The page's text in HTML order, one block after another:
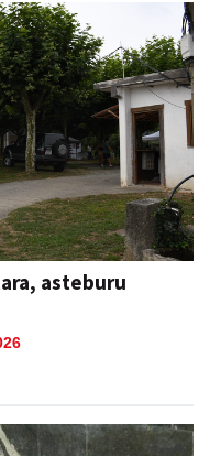
asteburu